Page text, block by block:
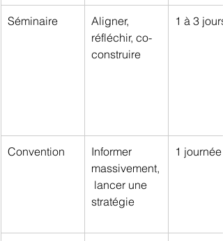
Séminaire
Aligner,
réfléchir, co-
construire
1 à 3 jours
Convention
Informer
massivement,
lancer une
stratégie
1 journée